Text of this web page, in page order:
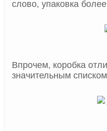
слово, упаковка
Впрочем, коробка
значительным